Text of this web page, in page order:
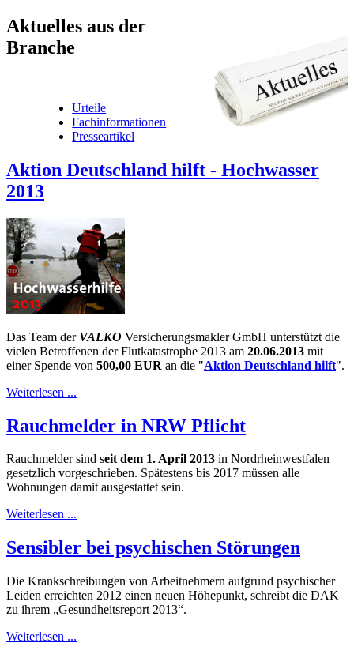
Aktuelles aus der
Branche
Urteile
Fachinformationen
Presseartikel
Aktion Deutschland hilft - Hochwasser
2013
Das Team der VALKO Versicherungsmakler GmbH unterstützt die
vielen Betroffenen der Flutkatastrophe 2013 am 20.06.2013 mit
einer Spende von 500,00 EUR an die "Aktion Deutschland hilft".
Weiterlesen ...
Rauchmelder in NRW Pflicht
Rauchmelder sind seit dem 1. April 2013 in Nordrheinwestfalen
gesetzlich vorgeschrieben. Spätestens bis 2017 müssen alle
Wohnungen damit ausgestattet sein.
Weiterlesen ...
Sensibler bei psychischen Störungen
Die Krankschreibungen von Arbeitnehmern aufgrund psychischer
Leiden erreichten 2012 einen neuen Höhepunkt, schreibt die DAK
zu ihrem „Gesundheitsreport 2013“.
Weiterlesen ...